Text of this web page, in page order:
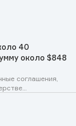
40
около $848
соглашения,